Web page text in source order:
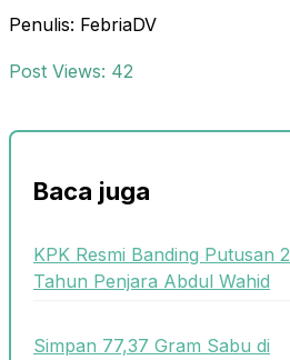
Penulis: FebriaDV
Post Views: 42
Baca juga
KPK Resmi Banding Putusan 2
Tahun Penjara Abdul Wahid
Simpan 77,37 Gram Sabu di